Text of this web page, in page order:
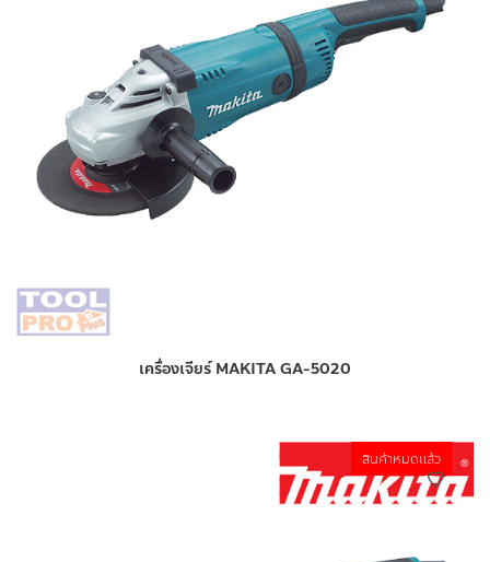
เครื่องเจียร์ MAKITA GA-5020
สินค้าหมดแล้ว